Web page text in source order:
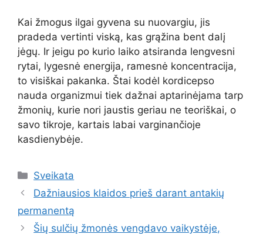
Kai žmogus ilgai gyvena su nuovargiu, jis
pradeda vertinti viską, kas grąžina bent dalį
jėgų. Ir jeigu po kurio laiko atsiranda lengvesni
rytai, lygesnė energija, ramesnė koncentracija,
to visiškai pakanka. Štai kodėl kordicepso
nauda organizmui tiek dažnai aptarinėjama tarp
žmonių, kurie nori jaustis geriau ne teoriškai, o
savo tikroje, kartais labai varginančioje
kasdienybėje.
Kategorijos
Sveikata
Dažniausios klaidos prieš darant antakių
permanentą
Šių sulčių žmonės vengdavo vaikystėje,